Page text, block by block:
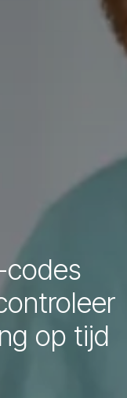
codes
op tijd